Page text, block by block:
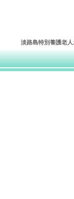
淡路島特別養護老